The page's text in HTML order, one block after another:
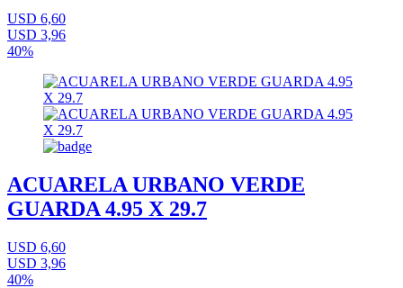
USD 6,60
USD 3,96
40%
ACUARELA URBANO VERDE
GUARDA 4.95 X 29.7
USD 6,60
USD 3,96
40%